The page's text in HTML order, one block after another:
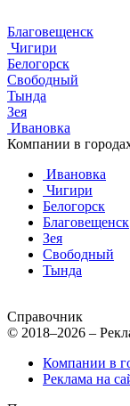
Благовещенск
Чигири
Белогорск
Свободный
Тында
Зея
Ивановка
Компании в
Ивановка
Чигири
Белогорск
Благовещенск
Зея
Свободный
Тында
Справочник
© 2018–2026 –
Компании в
Реклама на